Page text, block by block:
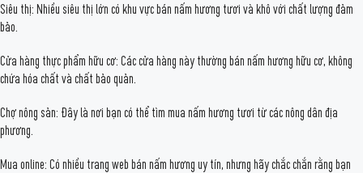
Siêu thị: Nhiều siêu thị lớn có khu vực bán nấm hương tươi và khô với chất lượng đảm
bảo.
Cửa hàng thực phẩm hữu cơ: Các cửa hàng này thường bán nấm hương hữu cơ, không
chứa hóa chất và chất bảo quản.
Chợ nông sản: Đây là nơi bạn có thể tìm mua nấm hương tươi từ các nông dân địa
phương.
Mua online: Có nhiều trang web bán nấm hương uy tín, nhưng hãy chắc chắn rằng bạn